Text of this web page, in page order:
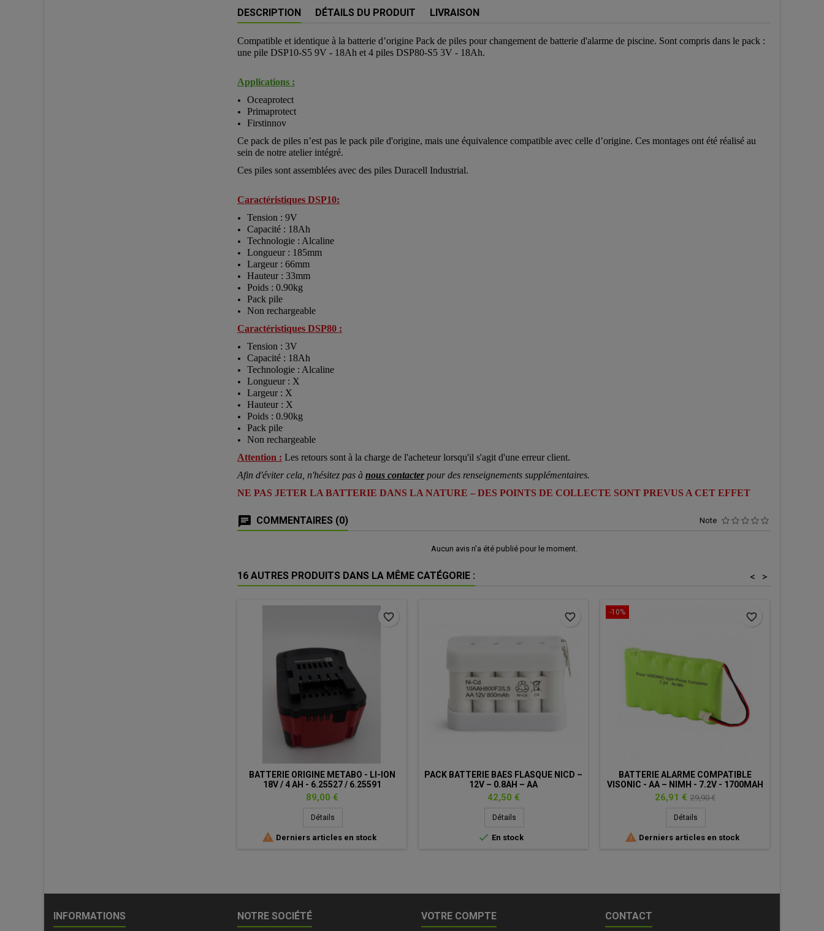
DESCRIPTION DÉTAILS DU PRODUIT LIVRAISON
Compatible et identique à la batterie d’origine Pack de piles pour changement de batterie d'alarme de piscine. Sont compris dans le pack :
une pile DSP10-S5 9V - 18Ah et 4 piles DSP80-S5 3V - 18Ah.
Applications :
Oceaprotect
Primaprotect
Firstinnov
Ce pack de piles n’est pas le pack pile d'origine, mais une équivalence compatible avec celle d’origine. Ces montages ont été réalisé au
sein de notre atelier intégré.
Ces piles sont assemblées avec des piles Duracell Industrial.
Caractéristiques DSP10:
Tension : 9V
Capacité : 18Ah
Technologie : Alcaline
Longueur : 185mm
Largeur : 66mm
Hauteur : 33mm
Poids : 0.90kg
Pack pile
Non rechargeable
Caractéristiques DSP80 :
Tension : 3V
Capacité : 18Ah
Technologie : Alcaline
Longueur : X
Largeur : X
Hauteur : X
Poids : 0.90kg
Pack pile
Non rechargeable
Attention : Les retours sont à la charge de l'acheteur lorsqu'il s'agit d'une erreur client.
Afin d'éviter cela, n'hésitez pas à nous contacterpour des renseignements supplémentaires.
NE PAS JETER LA BATTERIE DANS LA NATURE – DES POINTS DE COLLECTE SONT PREVUS A CET EFFET
COMMENTAIRES (0) Note
Aucun avis n'a été publié pour le moment.
16 AUTRES PRODUITS DANS LA MÊME CATÉGORIE : >
<
BATTERIE ORIGINE METABO - LI-ION
18V / 4 AH - 6.25527 / 6.25591
Prix
89,00 €
Détails
 Derniers articles en stock
favorite_border
PACK BATTERIE BAES FLASQUE NICD –
12V – 0.8AH – AA
Prix
42,50 €
Détails
 En stock
favorite_border -10%
BATTERIE ALARME COMPATIBLE
VISONIC - AA – NIMH - 7.2V - 1700MAH
+ CONNECTEUR
Prix
26,91 € Prix
de
29,90 €
Détails
 Derniers articles en stock
favorite_border
INFORMATIONS NOTRE SOCIÉTÉ VOTRE COMPTE CONTACT